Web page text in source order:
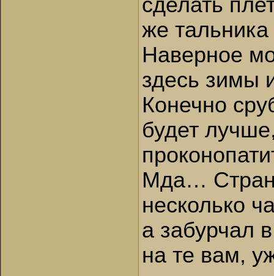
сделать
же
Наверное
здесь зимы
Конечно
будет
Мда…
несколько
а забурчал
на те вам,